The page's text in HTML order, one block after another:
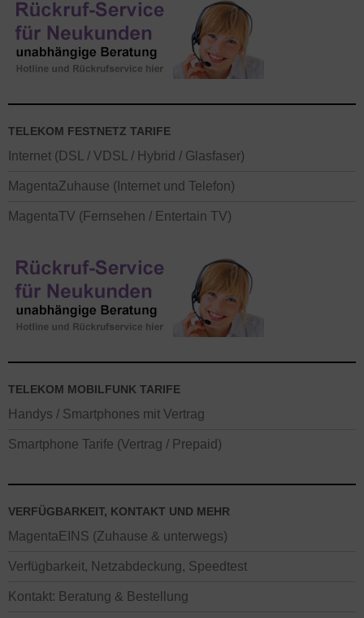
TELEKOM FESTNETZ TARIFE
Internet (DSL / VDSL / Hybrid / Glasfaser)
MagentaZuhause (Internet und Telefon)
MagentaTV (Fernsehen / Entertain TV)
TELEKOM MOBILFUNK TARIFE
Handys / Smartphones mit Vertrag
Smartphone Tarife (Vertrag / Prepaid)
VERFÜGBARKEIT, KONTAKT UND MEHR
MagentaEINS (Zuhause & unterwegs)
Verfügbarkeit, Netzabdeckung, Speedtest
Kontakt: Beratung & Bestellung